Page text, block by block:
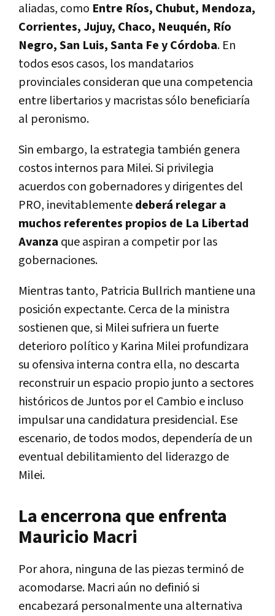
aliadas, como Entre Ríos, Chubut, Mendoza,
Corrientes, Jujuy, Chaco, Neuquén, Río
Negro, San Luis, Santa Fe y Córdoba. En
todos esos casos, los mandatarios
provinciales consideran que una competencia
entre libertarios y macristas sólo beneficiaría
al peronismo.
Sin embargo, la estrategia también genera
costos internos para Milei. Si privilegia
acuerdos con gobernadores y dirigentes del
PRO, inevitablementedeberá relegar a
muchos referentes propios de La Libertad
Avanza que aspiran a competir por las
gobernaciones.
Mientras tanto, Patricia Bullrich mantiene una
posición expectante. Cerca de la ministra
sostienen que, si Milei sufriera un fuerte
deterioro político y Karina Milei profundizara
su ofensiva interna contra ella, no descarta
reconstruir un espacio propio junto a sectores
históricos de Juntos por el Cambio e incluso
impulsar una candidatura presidencial. Ese
escenario, de todos modos, dependería de un
eventual debilitamiento del liderazgo de
Milei.
La encerrona que enfrenta
Mauricio Macri
Por ahora, ninguna de las piezas terminó de
acomodarse. Macri aún no definió si
encabezará personalmente una alternativa